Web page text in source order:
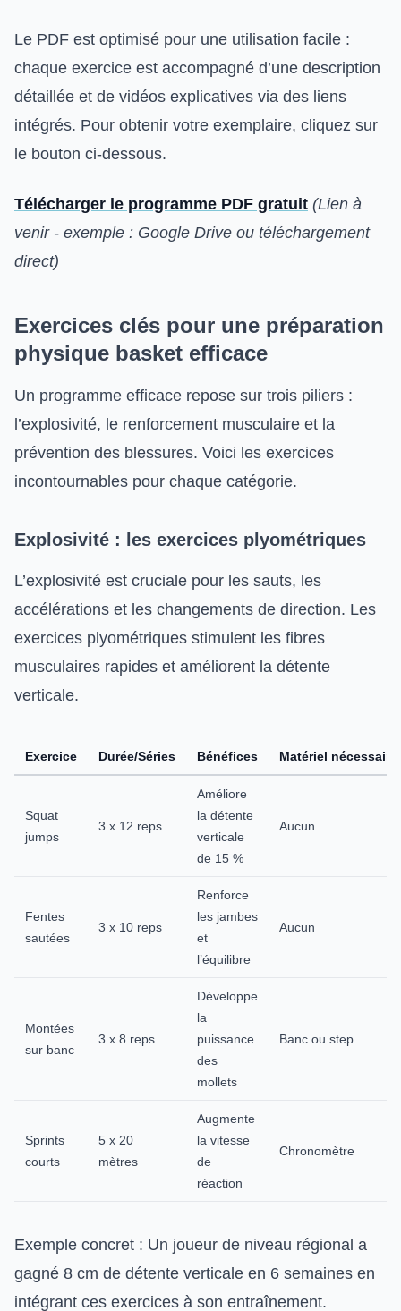
Le PDF est optimisé pour une utilisation facile :
chaque exercice est accompagné d’une description
détaillée et de vidéos explicatives via des liens
intégrés. Pour obtenir votre exemplaire, cliquez sur
le bouton ci-dessous.
Télécharger le programme PDF gratuit (Lien à
venir - exemple : Google Drive ou téléchargement
direct)
Exercices clés pour une préparation
physique basket efficace
Un programme efficace repose sur trois piliers :
l’explosivité, le renforcement musculaire et la
prévention des blessures. Voici les exercices
incontournables pour chaque catégorie.
Explosivité : les exercices plyométriques
L’explosivité est cruciale pour les sauts, les
accélérations et les changements de direction. Les
exercices plyométriques stimulent les fibres
musculaires rapides et améliorent la détente
verticale.
Exercice Durée/Séries Bénéfices Matériel nécessaire
Squat
jumps
3 x 12 reps
Améliore
la détente
verticale
de 15 %
Aucun
Fentes
sautées
3 x 10 reps
Renforce
les jambes
et
l’équilibre
Aucun
Montées
sur banc
3 x 8 reps
Développe
la
puissance
des
mollets
Banc ou step
Sprints
courts
5 x 20
mètres
Augmente
la vitesse
de
réaction
Chronomètre
Exemple concret : Un joueur de niveau régional a
gagné 8 cm de détente verticale en 6 semaines en
intégrant ces exercices à son entraînement.